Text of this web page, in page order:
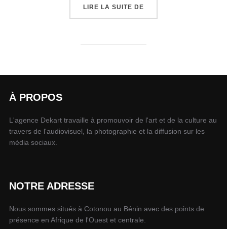
LIRE LA SUITE DE
À PROPOS
L'agence Dekart travaille à promouvoir de l'art et de la culture au
travers de l'audiovisuel, la photographie et la diffusion sur les
média sociaux.
NOTRE ADRESSE
Nous sommes situés à Cotonou au Bénin avec des points de
présence en Afrique de l'Ouest et centrale.